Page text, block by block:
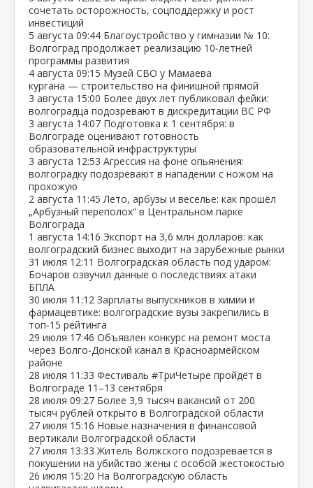
сочетать осторожность, соцподдержку и рост
инвестиций
5 августа 09:44 Благоустройство у гимназии № 10:
Волгоград продолжает реализацию 10‑летней
программы развития
4 августа 09:15 Музей СВО у Мамаева
кургана — строительство на финишной прямой
3 августа 15:00 Более двух лет публиковал фейки:
волгоградца подозревают в дискредитации ВС РФ
3 августа 14:07 Подготовка к 1 сентября: в
Волгограде оценивают готовность
образовательной инфраструктуры
3 августа 12:53 Агрессия на фоне опьянения:
волгоградку подозревают в нападении с ножом на
прохожую
2 августа 11:45 Лето, арбузы и веселье: как прошёл
„Арбузный переполох“ в Центральном парке
Волгограда
1 августа 14:16 Экспорт на 3,6 млн долларов: как
волгоградский бизнес выходит на зарубежные рынки
31 июля 12:11 Волгоградская область под ударом:
Бочаров озвучил данные о последствиях атаки
БПЛА
30 июля 11:12 Зарплаты выпускников в химии и
фармацевтике: волгоградские вузы закрепились в
топ‑15 рейтинга
29 июля 17:46 Объявлен конкурс на ремонт моста
через Волго‑Донской канал в Красноармейском
районе
28 июля 11:33 Фестиваль #ТриЧетыре пройдёт в
Волгограде 11–13 сентября
28 июля 09:27 Более 3,9 тысяч вакансий от 200
тысяч рублей открыто в Волгоградской области
27 июля 15:16 Новые назначения в финансовой
вертикали Волгоградской области
27 июля 13:33 Житель Волжского подозревается в
покушении на убийство жены с особой жестокостью
26 июля 15:20 На Волгоградскую область